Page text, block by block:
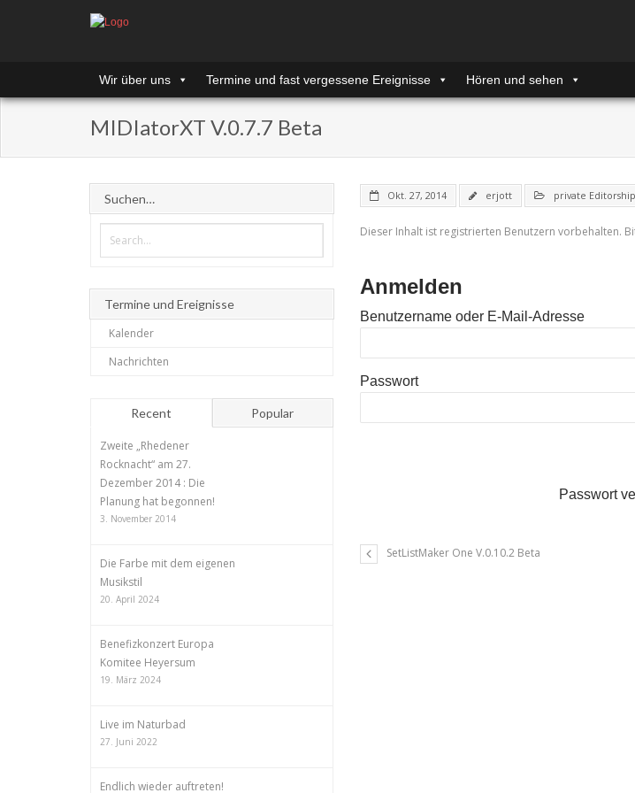
Wir über uns Termine und fast vergessene Ereignisse Hören und sehen
MIDIatorXT V.0.7.7 Beta
Okt. 27, 2014 erjott private Editorship
Dieser Inhalt ist registrierten Benutzern vorbehalten.
Anmelden
Benutzername oder E-Mail-Adresse
Passwort
Passwort
SetListMaker One V.0.10.2 Beta
Suchen…
Termine und Ereignisse
Kalender
Nachrichten
Recent Popular
Zweite „Rhedener
Rocknacht“ am 27.
Dezember 2014 : Die
Planung hat begonnen!
3. November 2014
Die Farbe mit dem eigenen
Musikstil
20. April 2024
Benefizkonzert Europa
Komitee Heyersum
19. März 2024
Live im Naturbad
27. Juni 2022
Endlich wieder auftreten!